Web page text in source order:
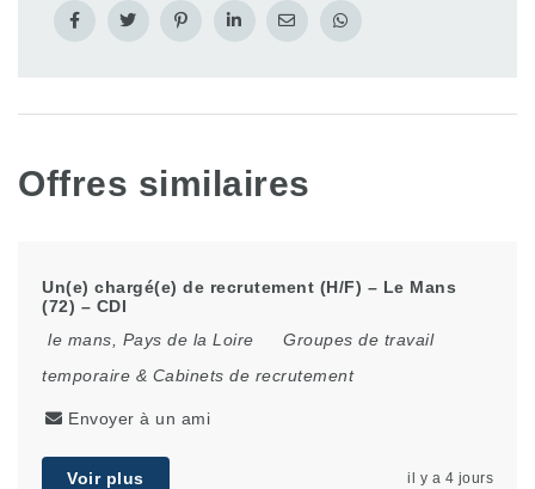
Offres similaires
Un(e) chargé(e) de recrutement (H/F) – Le Mans
(72) – CDI
le mans
Pays de la Loire
Groupes de travail
temporaire & Cabinets de recrutement
Envoyer à un ami
Voir plus il y a 4 jours